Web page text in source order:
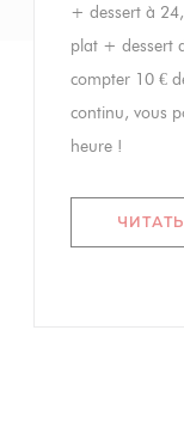
+ dessert à
plat + dessert
compter 10 €
continu, vous
heure !